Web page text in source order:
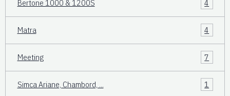
Bertone 1000 & 1200S 4
Matra 4
Meeting 7
Simca Ariane, Chambord, ... 1